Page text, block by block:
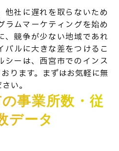
他社に遅れを取らないため
ラムマーケティングを始め
、競争が少ない地域であれ
バルに大きな差をつけるこ
シーは、西宮市でのインス
ります。まずはお気軽に無
い。
事業所数・従
データ